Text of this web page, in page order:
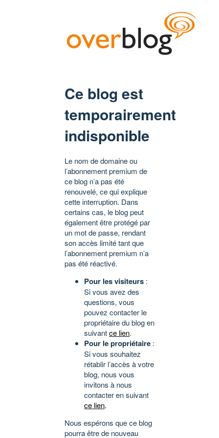
Ce blog est
temporairement
indisponible
Le nom de domaine ou
l’abonnement premium de
ce blog n’a pas été
renouvelé, ce qui explique
cette interruption. Dans
certains cas, le blog peut
également être protégé par
un mot de passe, rendant
son accès limité tant que
l’abonnement premium n’a
pas été réactivé.
Pour les visiteurs :
Si vous avez des
questions, vous
pouvez contacter le
propriétaire du blog en
suivantce lien.
Pour le propriétaire :
Si vous souhaitez
rétablir l’accès à votre
blog, nous vous
invitons à nous
contacter en suivant
ce lien.
Nous espérons que ce blog
pourra être de nouveau